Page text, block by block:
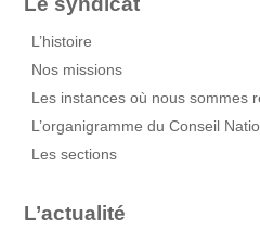
L’histoire
Nos missions
Les instances où nous sommes
L’organigramme du Conseil
Les sections
L’actualité